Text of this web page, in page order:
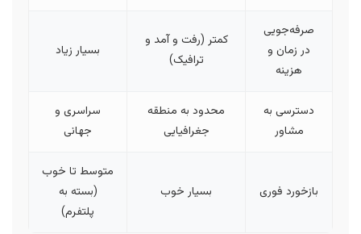
صرفه‌جویی
در زمان و
هزینه
کمتر (رفت و آمد و
ترافیک)
بسیار زیاد
دسترسی به
مشاور
محدود به منطقه
جغرافیایی
سراسری و
جهانی
بازخورد فوری بسیار خوب
متوسط تا خوب
(بسته به
پلتفرم)